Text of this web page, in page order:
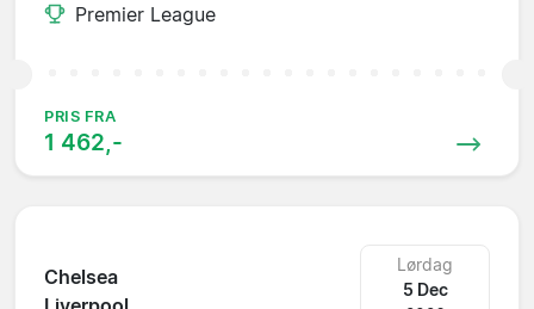
Premier League
PRIS FRA
1 462,-
Chelsea
Lørdag
5 Dec